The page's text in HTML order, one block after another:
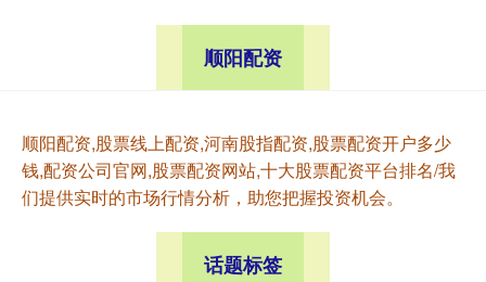
顺阳配资
顺阳配资,股票线上配资,河南股指配资,股票配资开户多少
钱,配资公司官网,股票配资网站,十大股票配资平台排名/我
们提供实时的市场行情分析，助您把握投资机会。
话题标签